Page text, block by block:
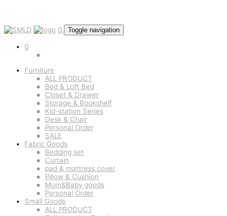
0 Toggle navigation
0
Furniture
ALL PRODUCT
Bed & Loft Bed
Closet & Drawer
Storage & Bookshelf
Kid-station Series
Desk & Chair
Personal Order
SALE
Fabric Goods
Bedding set
Curtain
pad & mattress cover
Pillow & Cushion
Mom&Baby goods
Personal Order
Small Goods
ALL PRODUCT